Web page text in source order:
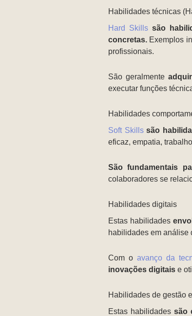
Habilidades técnicas
Hard Skillssão
concretas. Exemplos
profissionais.
São geralmente
executar funções
Habilidades
Soft Skills são
eficaz, empatia,
São fundamentais
colaboradores se
Habilidades digitais
Estas habilidades
habilidades em análise
Com o avanço da
inovações digitais e
Habilidades de gestão
Estas habilidades são